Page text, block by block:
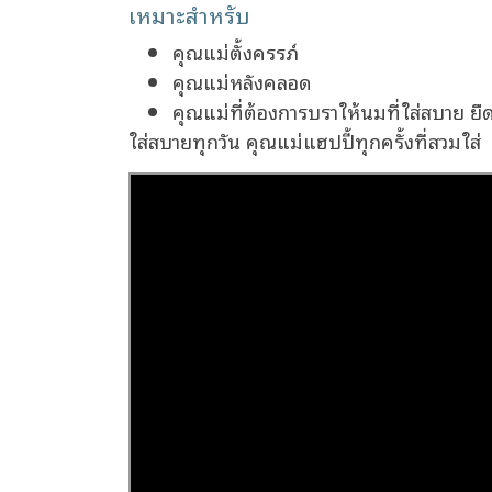
เหมาะสำหรับ
คุณแม่ตั้งครรภ์
คุณแม่หลังคลอด
คุณแม่ที่ต้องการบราให้นมที่ใส่สบาย ยื
ใส่สบายทุกวัน คุณแม่แฮปปี้ทุกครั้งที่สวมใส่ ️